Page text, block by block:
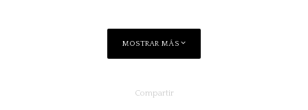
MOSTRAR MÁS
Compartir